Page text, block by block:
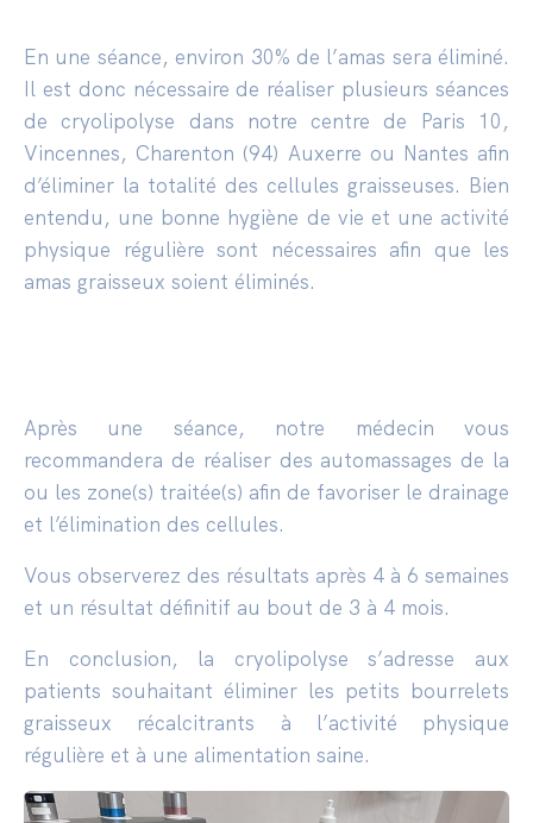
En une séance, environ 30% de l’amas sera éliminé.
Il est donc nécessaire de réaliser plusieurs séances
de cryolipolyse dans notre centre de Paris 10,
Vincennes, Charenton (94) Auxerre ou Nantes afin
d’éliminer la totalité des cellules graisseuses. Bien
entendu, une bonne hygiène de vie et une activité
physique régulière sont nécessaires afin que les
amas graisseux soient éliminés.
Après une séance, notre médecin vous
recommandera de réaliser des automassages de la
ou les zone(s) traitée(s) afin de favoriser le drainage
et l’élimination des cellules.
Vous observerez des résultats après 4 à 6 semaines
et un résultat définitif au bout de 3 à 4 mois.
En conclusion, la cryolipolyse s’adresse aux
patients souhaitant éliminer les petits bourrelets
graisseux récalcitrants à l’activité physique
régulière et à une alimentation saine.